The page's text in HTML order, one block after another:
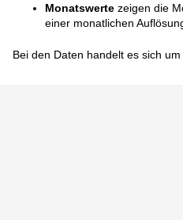
Monatswertezeigen die
einer monatlichen
Bei den Daten handelt es sich